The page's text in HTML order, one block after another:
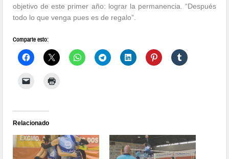
objetivo de este primer año: lograr la permanencia. “Después
todo lo que venga pues es de regalo”.
Comparte esto:
Relacionado